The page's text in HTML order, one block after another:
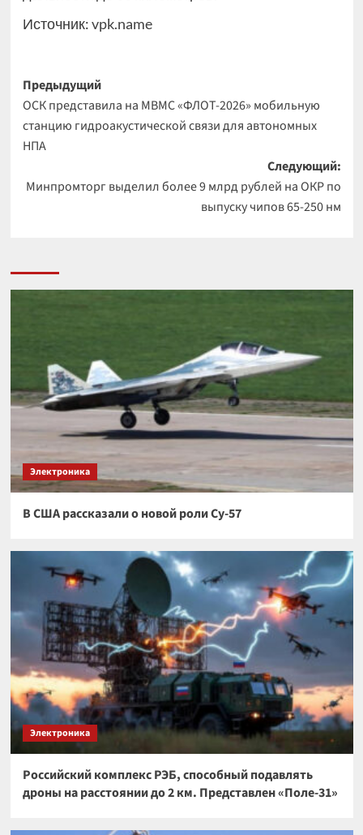
Источник:vpk.name
Навигация
записи
Предыдущий
ОСК представила на МВМС «ФЛОТ-2026» мобильную
станцию гидроакустической связи для автономных
НПА
Следующий:
Минпромторг выделил более 9 млрд рублей на ОКР по
выпуску чипов 65-250 нм
Электроника
В США рассказали о новой роли Су-57
Электроника
Российский комплекс РЭБ, способный подавлять
дроны на расстоянии до 2 км. Представлен «Поле-31»